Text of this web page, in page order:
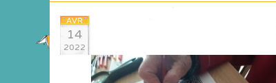
AVR
14
2022